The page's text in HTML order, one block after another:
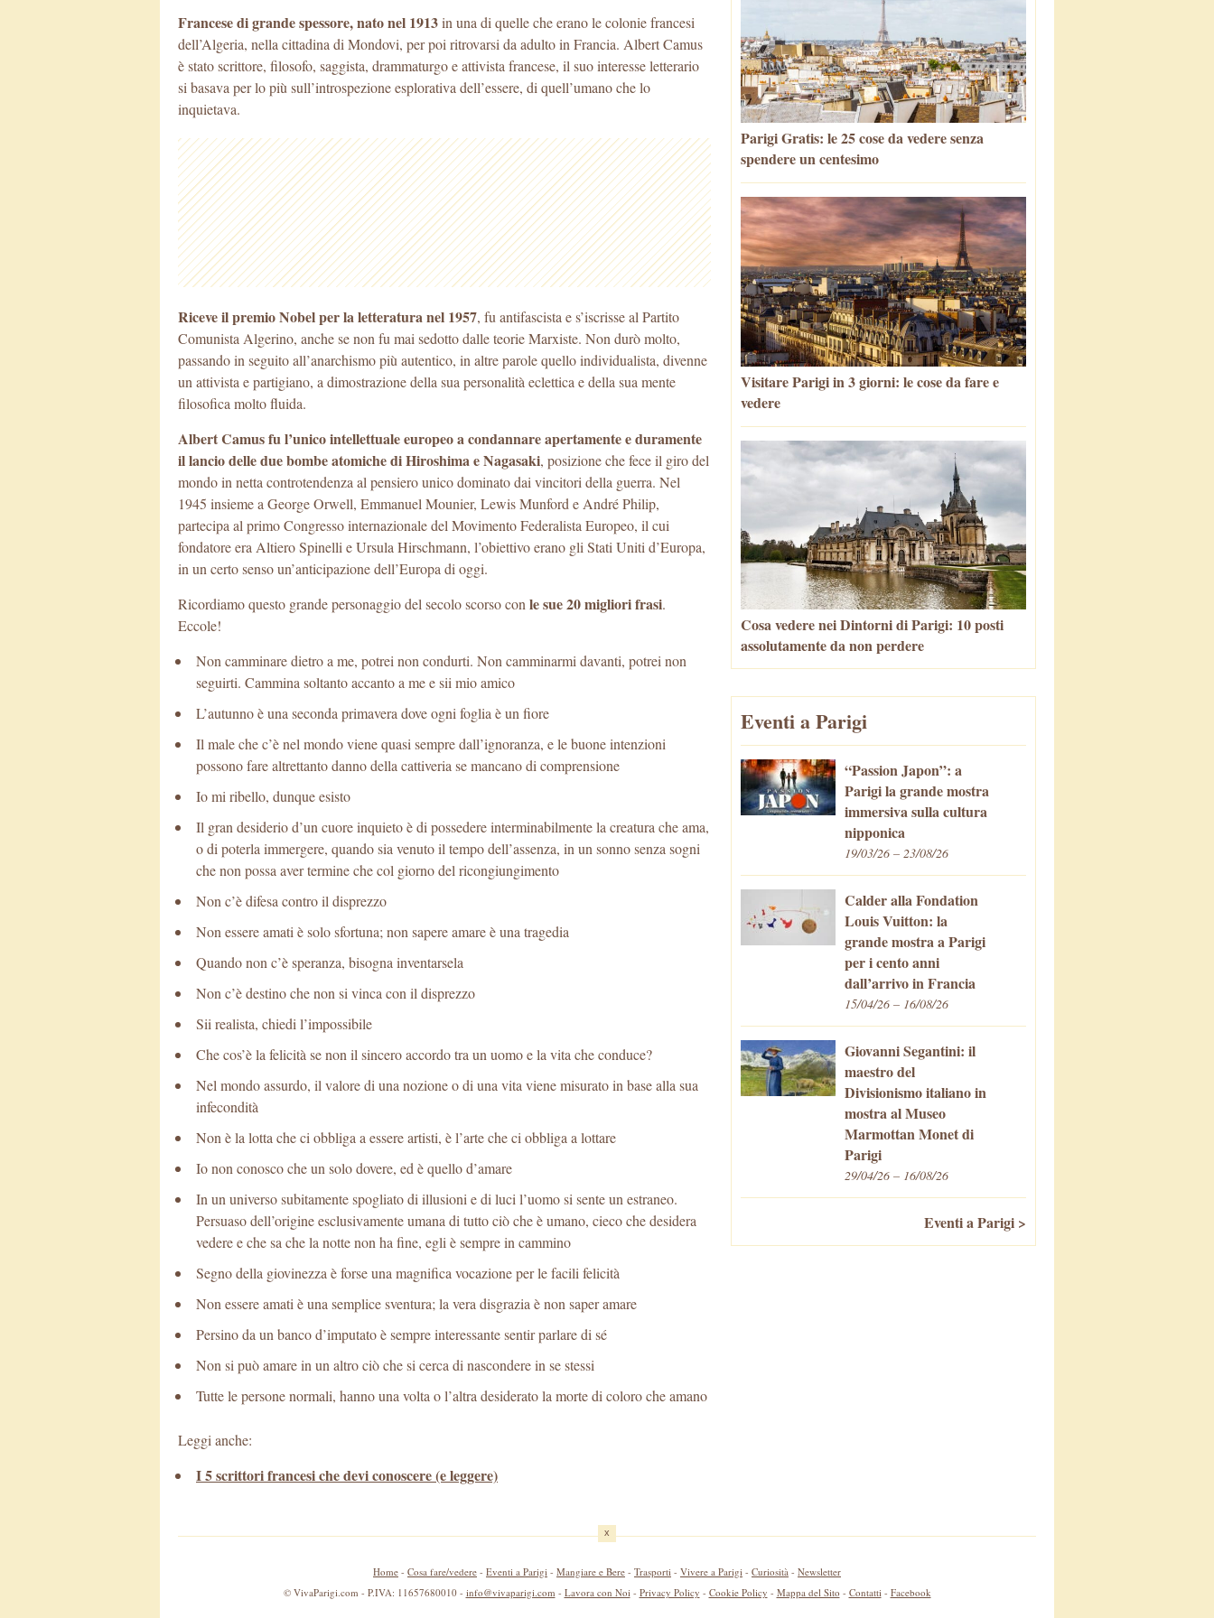
Francese di grande spessore, nato nel 1913in una di quelle che erano le colonie francesi
dell’Algeria, nella cittadina di Mondovi, per poi ritrovarsi da adulto in Francia. Albert Camus
è stato scrittore, filosofo, saggista, drammaturgo e attivista francese, il suo interesse letterario
si basava per lo più sull’introspezione esplorativa dell’essere, di quell’umano che lo
inquietava.
Riceve il premio Nobel per la letteratura nel 1957, fu antifascista e s’iscrisse al Partito
Comunista Algerino, anche se non fu mai sedotto dalle teorie Marxiste. Non durò molto,
passando in seguito all’anarchismo più autentico, in altre parole quello individualista, divenne
un attivista e partigiano, a dimostrazione della sua personalità eclettica e della sua mente
filosofica molto fluida.
Albert Camus fu l’unico intellettuale europeo a condannare apertamente e duramente
il lancio delle due bombe atomiche di Hiroshima e Nagasaki, posizione che fece il giro del
mondo in netta controtendenza al pensiero unico dominato dai vincitori della guerra. Nel
1945 insieme a George Orwell, Emmanuel Mounier, Lewis Munford e André Philip,
partecipa al primo Congresso internazionale del Movimento Federalista Europeo, il cui
fondatore era Altiero Spinelli e Ursula Hirschmann, l’obiettivo erano gli Stati Uniti d’Europa,
in un certo senso un’anticipazione dell’Europa di oggi.
Ricordiamo questo grande personaggio del secolo scorso con le sue 20 migliori frasi.
Eccole!
Non camminare dietro a me, potrei non condurti. Non camminarmi davanti, potrei non
seguirti. Cammina soltanto accanto a me e sii mio amico
L’autunno è una seconda primavera dove ogni foglia è un fiore
Il male che c’è nel mondo viene quasi sempre dall’ignoranza, e le buone intenzioni
possono fare altrettanto danno della cattiveria se mancano di comprensione
Io mi ribello, dunque esisto
Il gran desiderio d’un cuore inquieto è di possedere interminabilmente la creatura che ama,
o di poterla immergere, quando sia venuto il tempo dell’assenza, in un sonno senza sogni
che non possa aver termine che col giorno del ricongiungimento
Non c’è difesa contro il disprezzo
Non essere amati è solo sfortuna; non sapere amare è una tragedia
Quando non c’è speranza, bisogna inventarsela
Non c’è destino che non si vinca con il disprezzo
Sii realista, chiedi l’impossibile
Che cos’è la felicità se non il sincero accordo tra un uomo e la vita che conduce?
Nel mondo assurdo, il valore di una nozione o di una vita viene misurato in base alla sua
infecondità
Non è la lotta che ci obbliga a essere artisti, è l’arte che ci obbliga a lottare
Io non conosco che un solo dovere, ed è quello d’amare
In un universo subitamente spogliato di illusioni e di luci l’uomo si sente un estraneo.
Persuaso dell’origine esclusivamente umana di tutto ciò che è umano, cieco che desidera
vedere e che sa che la notte non ha fine, egli è sempre in cammino
Segno della giovinezza è forse una magnifica vocazione per le facili felicità
Non essere amati è una semplice sventura; la vera disgrazia è non saper amare
Persino da un banco d’imputato è sempre interessante sentir parlare di sé
Non si può amare in un altro ciò che si cerca di nascondere in se stessi
Tutte le persone normali, hanno una volta o l’altra desiderato la morte di coloro che amano
Leggi anche:
I 5 scrittori francesi che devi conoscere (e leggere)
Parigi Gratis: le 25 cose da vedere senza
spendere un centesimo
Visitare Parigi in 3 giorni: le cose da fare e
vedere
Cosa vedere nei Dintorni di Parigi: 10 posti
assolutamente da non perdere
Eventi a Parigi
“Passion Japon”: a
Parigi la grande mostra
immersiva sulla cultura
nipponica
19/03/26 – 23/08/26
Calder alla Fondation
Louis Vuitton: la
grande mostra a Parigi
per i cento anni
dall’arrivo in Francia
15/04/26 – 16/08/26
Giovanni Segantini: il
maestro del
Divisionismo italiano in
mostra al Museo
Marmottan Monet di
Parigi
29/04/26 – 16/08/26
Eventi a Parigi >
Home - Cosa fare/vedere - Eventi a Parigi - Mangiare e Bere - Trasporti - Vivere a Parigi - Curiosità - Newsletter
© VivaParigi.com - P.IVA: 11657680010 - info@vivaparigi.com - Lavora con Noi- Privacy Policy - Cookie Policy - Mappa del Sito - Contatti- Facebook
x